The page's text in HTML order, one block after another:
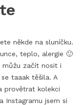
někde na sluníčku.
teplo, alergie 🙂
můžu začít nosit i
taaak těšila. A
provětrat kolekci
Instagramu jsem si